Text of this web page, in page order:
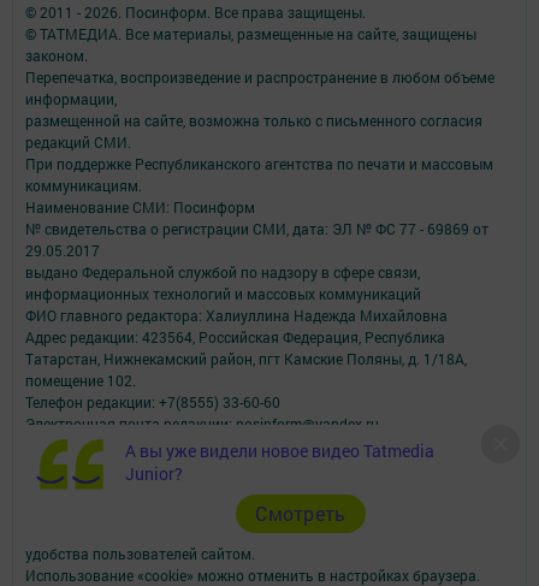
А вы уже видели новое видео Tatmedia
Junior?
Cмотреть
© 2011 - 2026. Посинформ. Все права защищены.
© ТАТМЕДИА. Все материалы, размещенные на сайте, защищены
законом.
Перепечатка, воспроизведение и распространение в любом объеме
информации,
размещенной на сайте, возможна только с письменного согласия
редакций СМИ.
При поддержке Республиканского агентства по печати и массовым
коммуникациям.
Наименование СМИ: Посинформ
№ свидетельства о регистрации СМИ, дата: ЭЛ № ФС 77 - 69869 от
29.05.2017
выдано Федеральной службой по надзору в сфере связи,
информационных технологий и массовых коммуникаций
ФИО главного редактора: Халиуллина Надежда Михайловна
Адрес редакции: 423564, Российская Федерация, Республика
Татарстан, Нижнекамский район, пгт Камские Поляны, д. 1/18А,
помещение 102.
Телефон редакции: +7(8555) 33-60-60
Электронная почта редакции: posinform@yandex.ru
Для сообщений о фактах коррупции: posinform@yandex.ru
Учредитель СМИ: АО «ТАТМЕДИА»
АО «ТАТМЕДИА» использует «cookie»для персонализации сервисов и
удобства пользователей сайтом.
Использование «cookie» можно отменить в настройках браузера.